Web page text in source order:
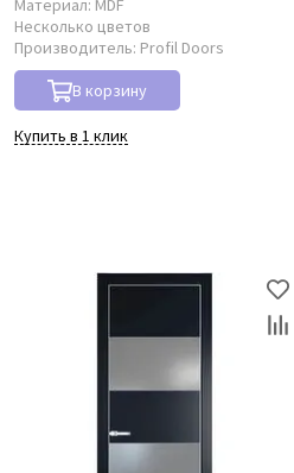
Материал: MDF
Несколько цветов
Производитель: Profil Doors
В корзину
Купить в 1 клик